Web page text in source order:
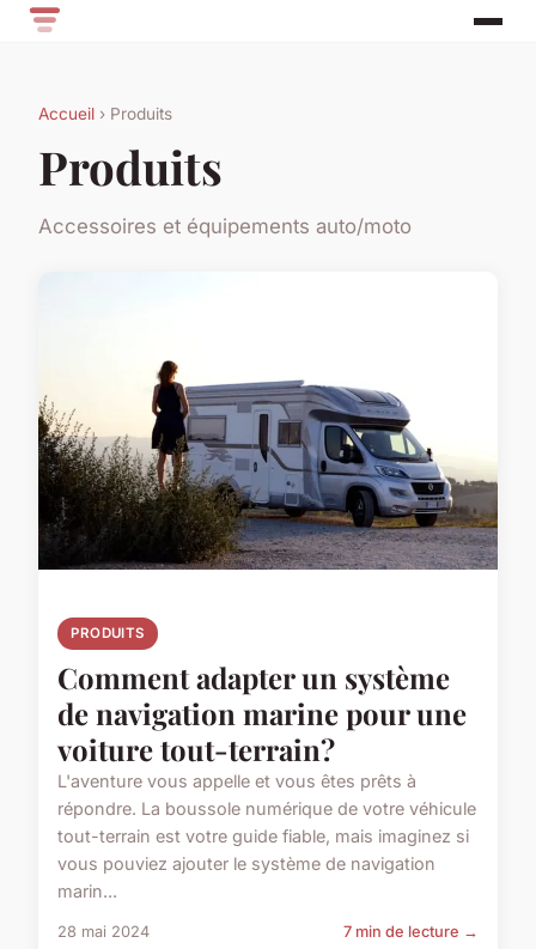
Accueil › Produits
Produits
Accessoires et équipements auto/moto
PRODUITS
Comment adapter un système
de navigation marine pour une
voiture tout-terrain?
L'aventure vous appelle et vous êtes prêts à
répondre. La boussole numérique de votre véhicule
tout-terrain est votre guide fiable, mais imaginez si
vous pouviez ajouter le système de navigation
marin...
28 mai 2024 7 min de lecture →